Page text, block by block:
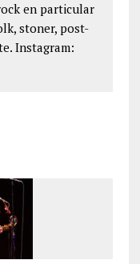
en particular
stoner, post-
Instagram: